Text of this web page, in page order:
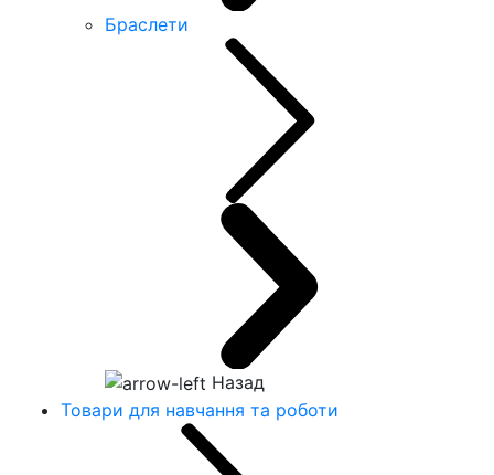
Браслети
Назад
Товари для навчання та роботи